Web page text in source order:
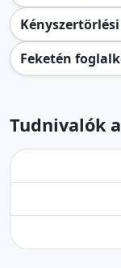
Feketén
Tudnivalók